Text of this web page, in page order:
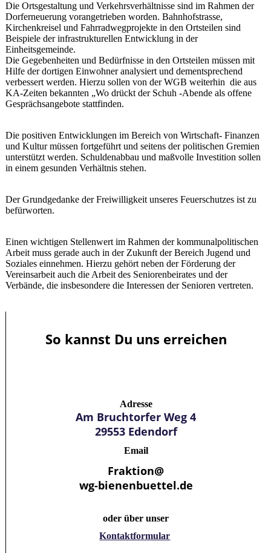
Die Ortsgestaltung und Verkehrsverhältnisse sind im Rahmen der
Dorferneuerung vorangetrieben worden. Bahnhofstrasse,
Kirchenkreisel und Fahrradwegprojekte in den Ortsteilen sind
Beispiele der infrastrukturellen Entwicklung in der
Einheitsgemeinde.
Die Gegebenheiten und Bedürfnisse in den Ortsteilen müssen mit
Hilfe der dortigen Einwohner analysiert und dementsprechend
verbessert werden. Hierzu sollen von der WGB weiterhin die aus
KA-Zeiten bekannten „Wo drückt der Schuh -Abende als offene
Gesprächsangebote stattfinden.
Die positiven Entwicklungen im Bereich von Wirtschaft- Finanzen
und Kultur müssen fortgeführt und seitens der politischen Gremien
unterstützt werden. Schuldenabbau und maßvolle Investition sollen
in einem gesunden Verhältnis stehen.
Der Grundgedanke der Freiwilligkeit unseres Feuerschutzes ist zu
befürworten.
Einen wichtigen Stellenwert im Rahmen der kommunalpolitischen
Arbeit muss gerade auch in der Zukunft der Bereich Jugend und
Soziales einnehmen. Hierzu gehört neben der Förderung der
Vereinsarbeit auch die Arbeit des Seniorenbeirates und der
Verbände, die insbesondere die Interessen der Senioren vertreten.
So kannst Du uns erreichen
Adresse
Am Bruchtorfer Weg 4
29553 Edendorf
Email
Fraktion@
wg-bienenbuettel.de
oder über unser
Kontaktformular